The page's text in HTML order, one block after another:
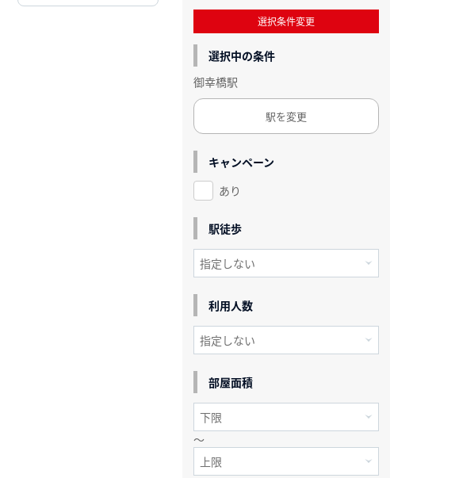
選択条件変更
選択中の条件
御幸橋駅
駅を変更
キャンペーン
あり
駅徒歩
利用人数
部屋面積
～